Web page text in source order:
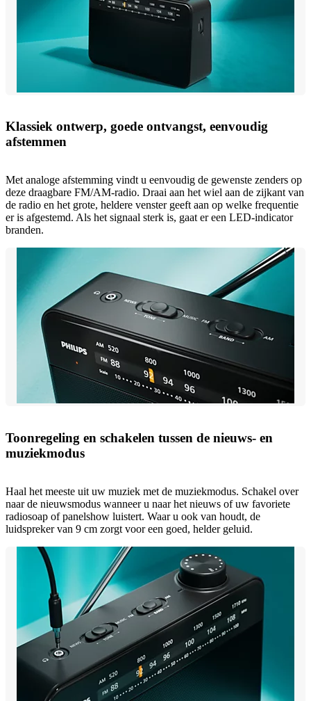
Klassiek ontwerp, goede ontvangst, eenvoudig
afstemmen
Met analoge afstemming vindt u eenvoudig de gewenste zenders op
deze draagbare FM/AM-radio. Draai aan het wiel aan de zijkant van
de radio en het grote, heldere venster geeft aan op welke frequentie
er is afgestemd. Als het signaal sterk is, gaat er een LED-indicator
branden.
Toonregeling en schakelen tussen de nieuws- en
muziekmodus
Haal het meeste uit uw muziek met de muziekmodus. Schakel over
naar de nieuwsmodus wanneer u naar het nieuws of uw favoriete
radiosoap of panelshow luistert. Waar u ook van houdt, de
luidspreker van 9 cm zorgt voor een goed, helder geluid.